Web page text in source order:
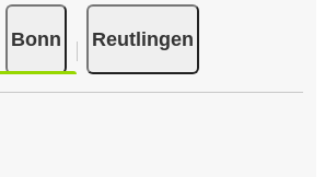
Bonn Reutlingen